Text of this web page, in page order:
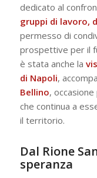
dedicato al
gruppi di lavoro,
permesso di
prospettive per il
è stata anche la
di Napoli,
Bellino,
che continua a
il territorio.
Dal Rione
speranza